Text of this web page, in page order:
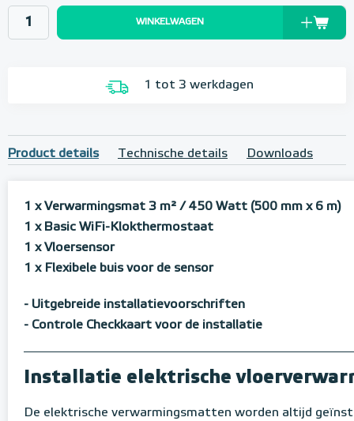
WINKELWAGEN
1 tot 3 werkdagen
Product details Technische details Downloads
1 x Verwarmingsmat 3 m² / 450 Watt (500 mm x 6 m)
1 x Basic WiFi-Klokthermostaat
1 x Vloersensor
1 x Flexibele buis voor de sensor
- Uitgebreide installatievoorschriften
- Controle Checkkaart voor de installatie
Installatie elektrische
De elektrische verwarmingsmatten worden altijd